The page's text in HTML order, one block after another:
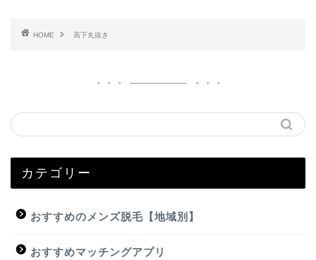
HOME 高下丸抜き
カテゴリー
おすすめのメンズ脱毛【地域別】
おすすめマッチングアプリ